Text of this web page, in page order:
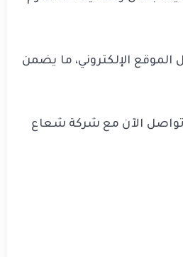
الإلكتروني، ما يضمن
تواصل الآن مع شركة شعاع